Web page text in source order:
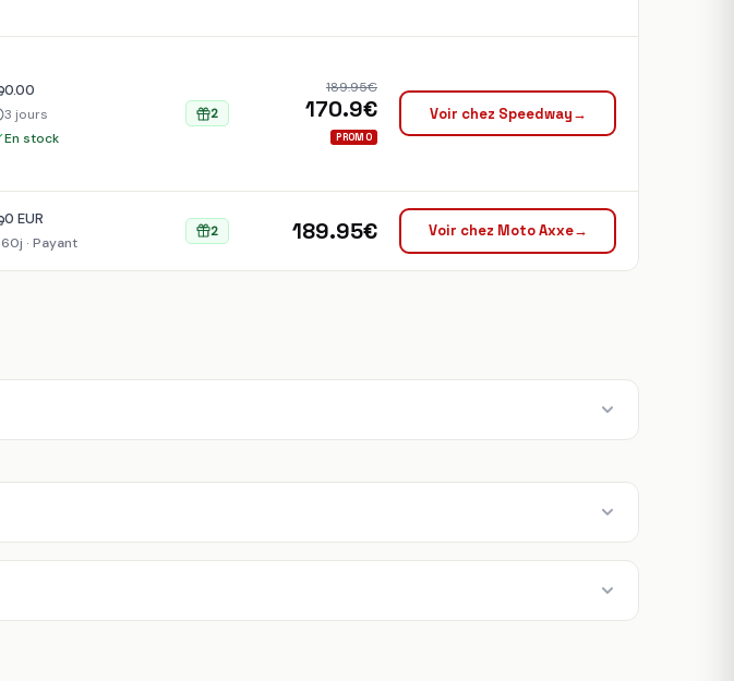
0.00
3 jours
En stock
2
189.95€
170.9€
PROMO
Voir chez Speedway→
0 EUR
60j · Payant
2 189.95€ Voir chez Moto Axxe→